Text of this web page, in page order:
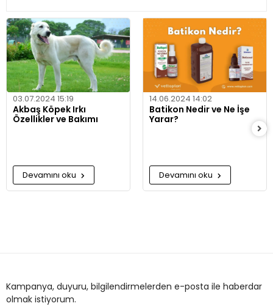
03.07.2024 15:19
Akbaş Köpek Irkı
Özellikler ve Bakımı
Devamını oku
14.06.2024 14:02
Batikon Nedir ve Ne İşe
Yarar?
Devamını oku
Kampanya, duyuru, bilgilendirmelerden e-posta ile haberdar
olmak istiyorum.